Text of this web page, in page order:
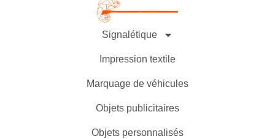
Signalétique
Impression textile
Marquage de véhicules
Objets publicitaires
Objets personnalisés